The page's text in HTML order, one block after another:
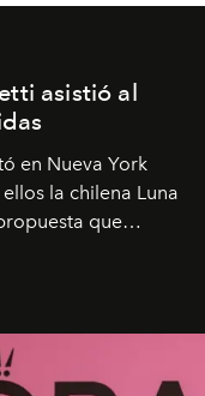
asistió al
en Nueva York
la chilena Luna
que